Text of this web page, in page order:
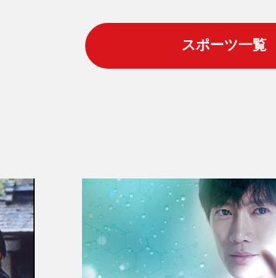
スポーツ一覧